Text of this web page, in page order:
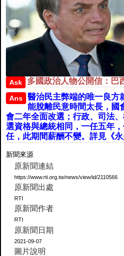
Ask 多國政治人物公開信：巴
Ans
醫治民主弊端的唯一良方
能脫離民意時間太長，國
會二年全面改選；行政、司法
選資格與總統相同，一任五年
任，此期間薪酬不變。詳見《永
新聞來源
原新聞連結
https://www.rti.org.tw/news/view/id/2110566
原新聞出處
RTI
原新聞作者
RTI
原新聞日期
2021-09-07
圖片說明